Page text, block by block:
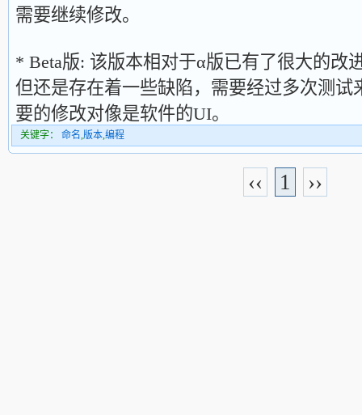
需要继续修改。
* Beta版: 该版本相对于α版已有了很大的改
但还是存在着一些缺陷，需要经过多次测试
要的修改对像是软件的UI。
关键字： 命名,版本,编程
‹‹ 1 ››